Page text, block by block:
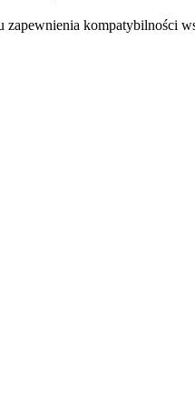
zapewnienia kompatybilności